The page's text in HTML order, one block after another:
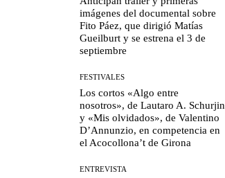
imágenes del documental sobre
Fito Páez, que dirigió Matías
Gueilburt y se estrena el 3 de
septiembre
FESTIVALES
Los cortos «Algo entre
nosotros», de Lautaro A. Schurjin
y «Mis olvidados», de Valentino
D’Annunzio, en competencia en
el Acocollona’t de Girona
ENTREVISTA